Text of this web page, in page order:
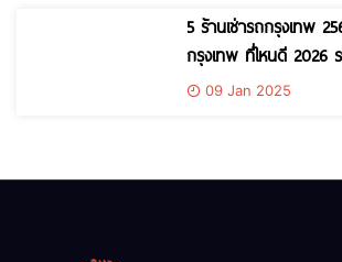
5 ร้านเช่ารถกรุงเทพ
กรุงเทพ ที่ไหนดี 2026
ราคาเริ่มต้นหลักร้อย
09 Jan 2025